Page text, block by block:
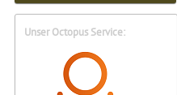
Unser Octopus Service: